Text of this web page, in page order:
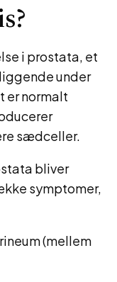
i prostata, et
under
er normalt
sædceller.
bliver
symptomer,
(mellem